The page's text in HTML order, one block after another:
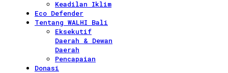
Keadilan Iklim
Eco Defender
Tentang WALHI Bali
Eksekutif
Daerah & Dewan
Daerah
Pencapaian
Donasi